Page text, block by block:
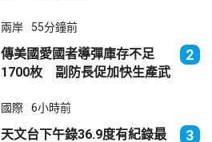
兩岸 55分鐘前
傳美國愛國者導彈庫存不足
1700枚 副防長促加快生產武
2
國際 6小時前
天文台下午錄36.9度有紀錄最
3